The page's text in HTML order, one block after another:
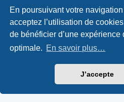
En poursuivant votre
acceptez l’utilisation de
de bénéficier d’une expérience
optimale. En savoir plus…
J’accepte